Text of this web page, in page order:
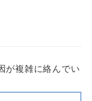
が複雑に絡んでい